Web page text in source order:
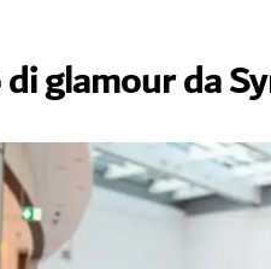
glamour da